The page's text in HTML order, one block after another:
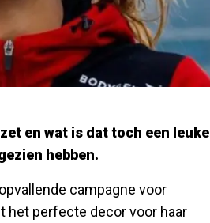
en wat is dat toch een leuke
hebben.
campagne voor
het perfecte decor voor haar